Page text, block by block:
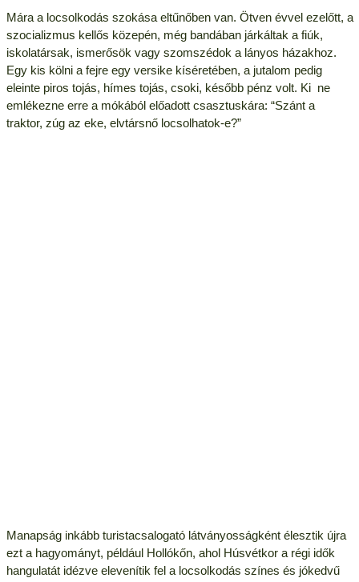
Mára a locsolkodás szokása eltűnőben van. Ötven évvel ezelőtt, a
szocializmus kellős közepén, még bandában járkáltak a fiúk,
iskolatársak, ismerősök vagy szomszédok a lányos házakhoz.
Egy kis kölni a fejre egy versike kíséretében, a jutalom pedig
eleinte piros tojás, hímes tojás, csoki, később pénz volt. Ki ne
emlékezne erre a mókából előadott csasztuskára: “Szánt a
traktor, zúg az eke, elvtársnő locsolhatok-e?”
Manapság inkább turistacsalogató látványosságként élesztik újra
ezt a hagyományt, például Hollókőn, ahol Húsvétkor a régi idők
hangulatát idézve elevenítik fel a locsolkodás színes és jókedvű